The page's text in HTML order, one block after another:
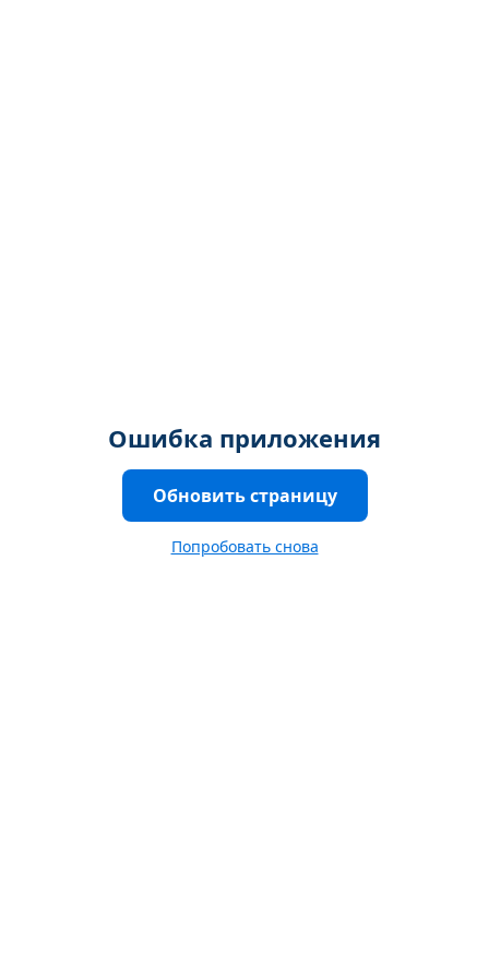
Ошибка приложения
Обновить страницу
Попробовать снова